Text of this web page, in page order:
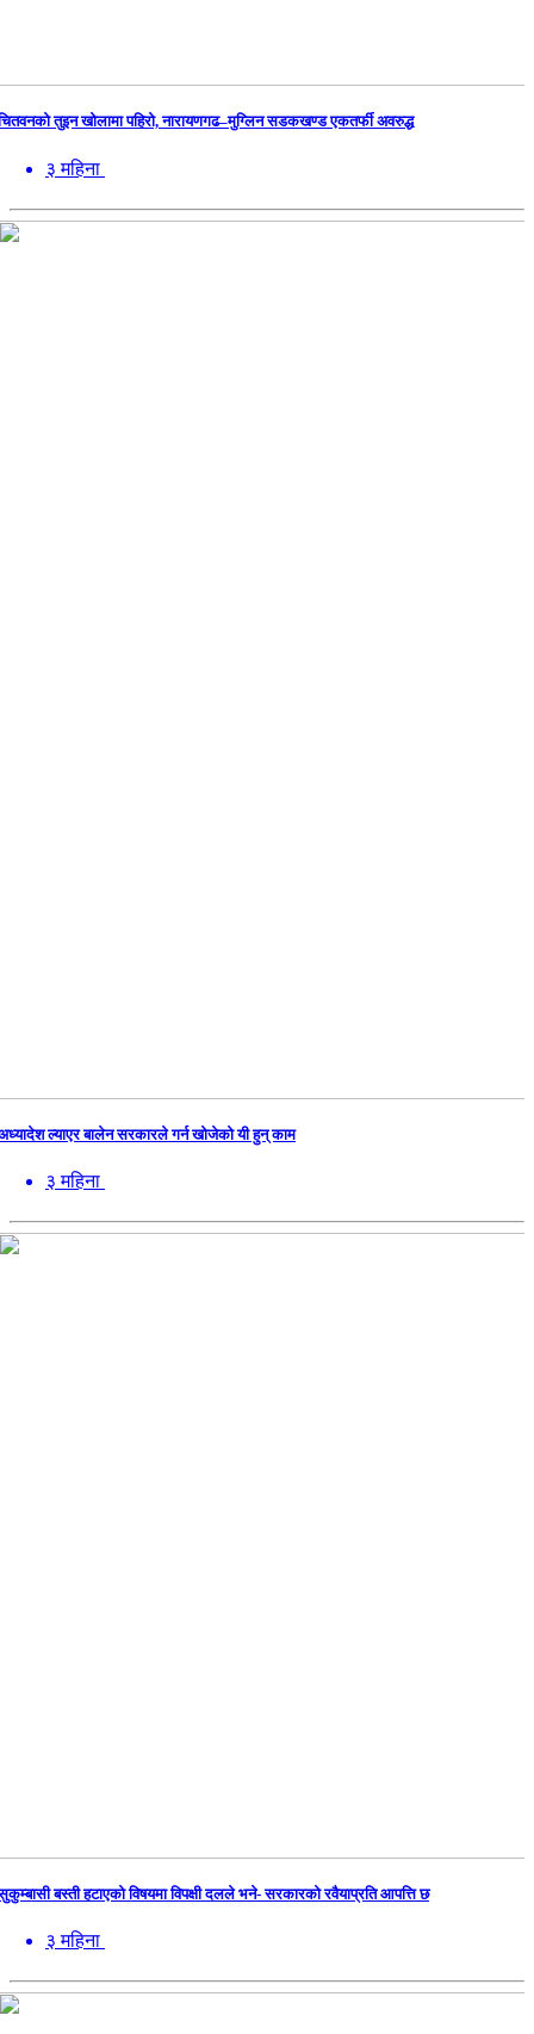
तुइन खोलामा पहिरो, नारायणगढ–मुग्लिन सडकखण्ड एकतर्फी अवरुद्ध
३ महिना
ल्याएर बालेन सरकारले गर्न खोजेको यी हुन् काम
३ महिना
बस्ती हटाएको विषयमा विपक्षी दलले भने- सरकारको रवैयाप्रति आपत्ति छ
३ महिना